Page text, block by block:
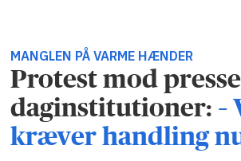
MANGLEN PÅ VARME HÆNDER
Protest mod
daginstitutioner: –
kræver handling